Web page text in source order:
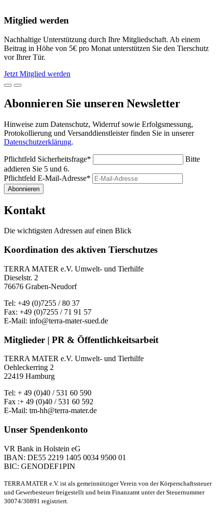
Mitglied werden
Nachhaltige Unterstützung durch Ihre Mitgliedschaft. Ab einem
Beitrag in Höhe von 5€ pro Monat unterstützen Sie den Tierschutz
vor Ihrer Tür.
Jetzt Mitglied werden
Abonnieren Sie unseren Newsletter
Hinweise zum Datenschutz, Widerruf sowie Erfolgsmessung,
Protokollierung und Versanddienstleister finden Sie in unserer
Datenschutzerklärung.
Pflichtfeld Sicherheitsfrage*
Bitte
addieren Sie 5 und 6.
Pflichtfeld E-Mail-Adresse*
Abonnieren
Kontakt
Die wichtigsten Adressen auf einen Blick
Koordination des aktiven Tierschutzes
TERRA MATER e.V. Umwelt- und Tierhilfe
Dieselstr. 2
76676 Graben-Neudorf
Tel: +49 (0)7255 / 80 37
Fax: +49 (0)7255 / 71 91 57
E-Mail: info@terra-mater-sued.de
Mitglieder | PR & Öffentlichkeitsarbeit
TERRA MATER e.V. Umwelt- und Tierhilfe
Oehleckerring 2
22419 Hamburg
Tel: + 49 (0)40 / 531 60 590
Fax :+ 49 (0)40 / 531 60 592
E-Mail: tm-hh@terra-mater.de
Unser Spendenkonto
VR Bank in Holstein eG
IBAN: DE55 2219 1405 0034 9500 01
BIC: GENODEF1PIN
TERRA MATER e.V. ist als gemeinnütziger Verein von der Körperschaftssteuer
und Gewerbesteuer freigestellt und beim Finanzamt unter der Steuernummer
30074/30891 registriert.